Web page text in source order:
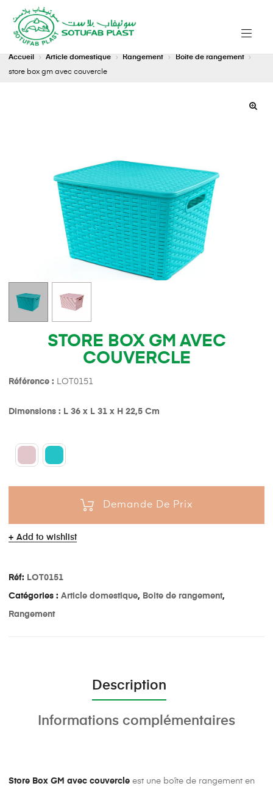
Accueil Article domestique Rangement
Boite de rangement
store box gm avec couvercle
STORE BOX GM AVEC
COUVERCLE
Référence : LOT0151
Dimensions : L 36 x L 31 x H 22,5 Cm
Demande De Prix
Add to wishlist
Réf: LOT0151
Catégories : Article domestique, Boite de rangement,
Rangement
Description
Informations complémentaires
Store Box GM avec couvercle est une boîte de rangement en